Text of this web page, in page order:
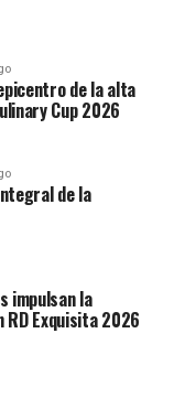
de la alta
Cup 2026
de la
impulsan la
Exquisita 2026